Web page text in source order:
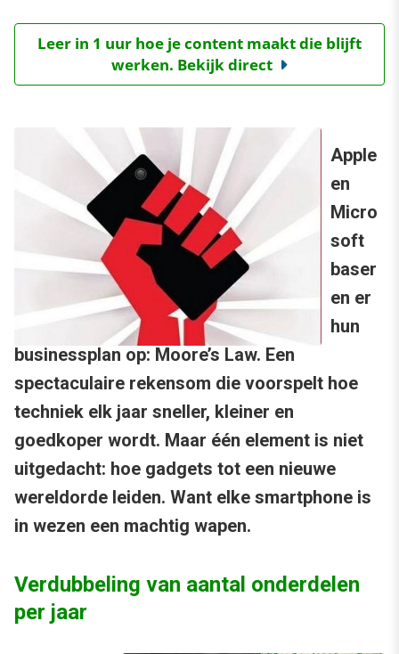
Leer in 1 uur hoe je content maakt die blijft
werken. Bekijk direct
Apple
en
Micro
soft
baser
en er
hun
businessplan op: Moore’s Law. Een
spectaculaire rekensom die voorspelt hoe
techniek elk jaar sneller, kleiner en
goedkoper wordt. Maar één element is niet
uitgedacht: hoe gadgets tot een nieuwe
wereldorde leiden. Want elke smartphone is
in wezen een machtig wapen.
Verdubbeling van aantal onderdelen
per jaar